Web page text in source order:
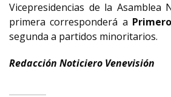
Vicepresidencias de la Asamblea
primera corresponderá a
segunda a partidos minoritarios.
Redacción Noticiero Venevisión